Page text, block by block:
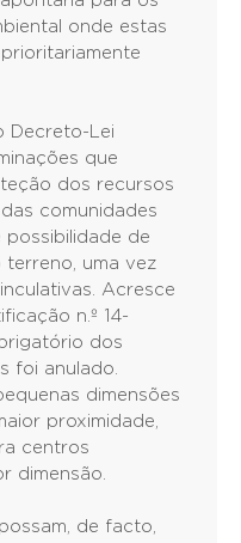
onde estas
Decreto-Lei
que
dos recursos
comunidades
possibilidade de
terreno, uma vez
Acresce
n.º 14-
dos
foi anulado.
dimensões
proximidade,
centros
dimensão.
de facto,